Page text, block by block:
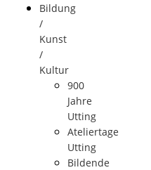
Bildung
/
Kunst
/
Kultur
900
Jahre
Utting
Ateliertage
Utting
Bildende